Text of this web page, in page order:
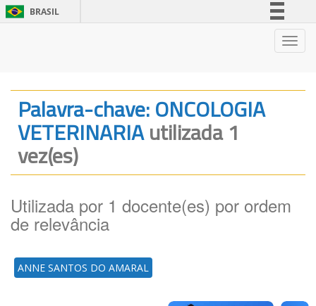
BRASIL
Legislação
Canais
Palavra-chave: ONCOLOGIA
VETERINARIAutilizada 1
vez(es)
Utilizada por 1 docente(es) por ordem
de relevância
ANNE SANTOS DO AMARAL